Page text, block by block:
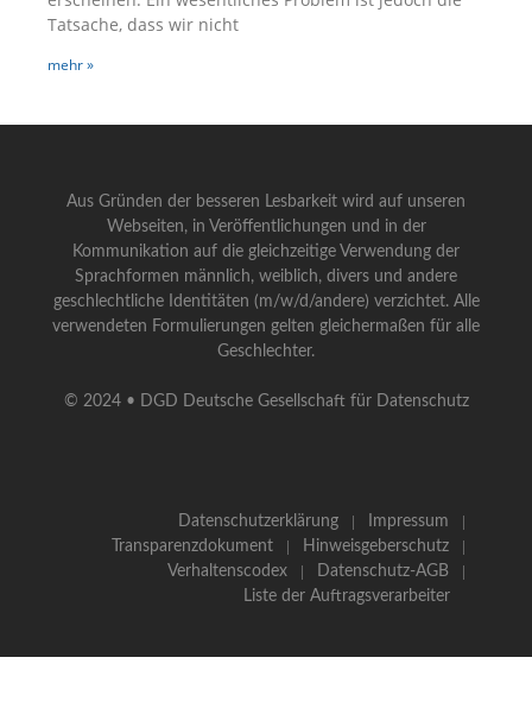
Tatsache, dass wir nicht
mehr »
Aus Gründen der besseren Lesbarkeit wird auf unseren
Webseiten, in Veröffentlichungen und in der
Kommunikation auf die gleichzeitige Verwendung der
Sprachformen männlich, weiblich, divers und andere
geschlechtliche Identitäten (m/w/d/andere) verzichtet. Alle
verwendeten Formulierungen gelten gleichermaßen für alle
Geschlechter.
© 2024 • DGD Deutsche Gesellschaft für Datenschutz
Datenschutzerklärung
Impressum
Transparenzdokument
Hinweisgeberschutz
Verhaltenscodex
Datenschutz-AGB
Liste der Auftragsverarbeiter